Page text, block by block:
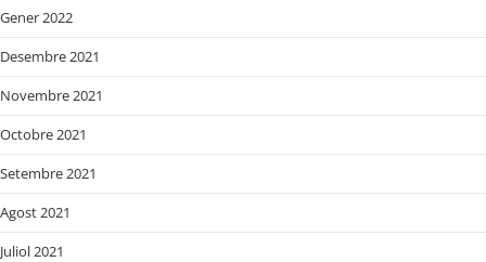
Gener 2022
Desembre 2021
Novembre 2021
Octobre 2021
Setembre 2021
Agost 2021
Juliol 2021